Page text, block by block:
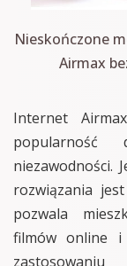
Nieskończone
Airmax
Internet
popularność
niezawodności.
rozwiązania
pozwala
filmów online i